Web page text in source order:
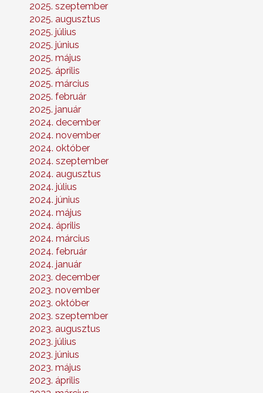
2025. szeptember
2025. augusztus
2025. július
2025. június
2025. május
2025. április
2025. március
2025. február
2025. január
2024. december
2024. november
2024. október
2024. szeptember
2024. augusztus
2024. július
2024. június
2024. május
2024. április
2024. március
2024. február
2024. január
2023. december
2023. november
2023. október
2023. szeptember
2023. augusztus
2023. július
2023. június
2023. május
2023. április